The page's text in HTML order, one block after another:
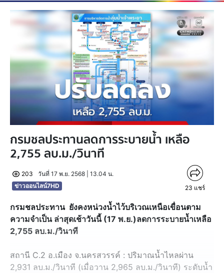
กรมชลประทานลดการระบายน้ำ เหลือ
2,755 ลบ.ม./วินาที
203
วันที่ 17 พ.ย. 2568 | 13.04 น.
ข่าวออนไลน์7HD
23 แชร์
กรมชลประทาน ยังคงหน่วงน้ำไว้บริเวณเหนือเขื่อนตาม
ความจำเป็น ล่าสุดเช้าวันนี้ (17 พ.ย.)ลดการระบายน้ำเหลือ
2,755 ลบ.ม./วินาที
สถานี C.2 อ.เมือง จ.นครสวรรค์ : ปริมาณน้ำไหลผ่าน
2,931 ลบ.ม./วินาที (เมื่อวาน 2,965 ลบ.ม./วินาที) ระดับน้ำ